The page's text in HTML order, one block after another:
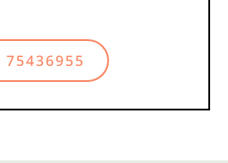
75436955